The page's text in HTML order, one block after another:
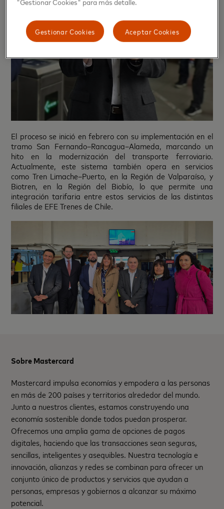
El proceso se inició en febrero con su implementación en el
tramo San Fernando–Rancagua–Alameda, marcando un
hito en la modernización del transporte ferroviario.
Actualmente, este sistema también opera en servicios
como Tren Limache–Puerto, en la Región de Valparaíso, y
Biotren, en la Región del Biobío, lo que permite una
integración tarifaria entre estos servicios de las distintas
filiales de EFE Trenes de Chile.
Sobre Mastercard
Mastercard impulsa economías y empodera a las personas
en más de 200 países y territorios alrededor del mundo.
Junto a nuestros clientes, estamos construyendo una
economía sostenible donde todos puedan prosperar.
Ofrecemos una amplia gama de opciones de pagos
digitales, haciendo que las transacciones sean seguras,
sencillas, inteligentes y asequibles. Nuestra tecnología e
innovación, alianzas y redes se combinan para ofrecer un
conjunto único de productos y servicios que ayudan a
personas, empresas y gobiernos a alcanzar su máximo
potencial.
Aceptar Cookies
Gestionar Cookies